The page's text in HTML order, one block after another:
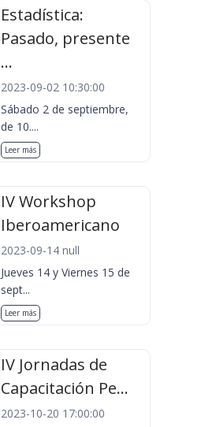
Estadística:
Pasado, presente
...
2023-09-02 10:30:00
Sábado 2 de septiembre,
de 10....
Leer más
IV Workshop
Iberoamericano
2023-09-14 null
Jueves 14 y Viernes 15 de
sept...
Leer más
IV Jornadas de
Capacitación Pe...
2023-10-20 17:00:00